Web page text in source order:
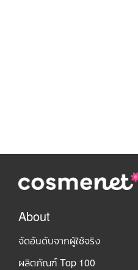
About
จัดอันดับจากผู้ใช้จริง
ผลิตภัณฑ์ Top 100